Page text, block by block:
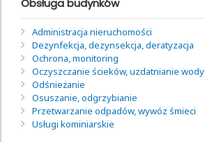
Obsługa budynków
Administracja nieruchomości
Dezynfekcja, dezynsekcja, deratyzacja
Ochrona, monitoring
Oczyszczanie ścieków, uzdatnianie wody
Odśnieżanie
Osuszanie, odgrzybianie
Przetwarzanie odpadów, wywóz śmieci
Usługi kominiarskie